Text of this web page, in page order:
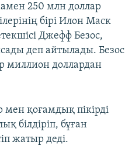
250 млн доллар
бірі Илон Маск
Джефф Безос,
деп айтылады. Безос
миллион доллардан
мен қоғамдық пікірді
білдіріп, бұған
жатыр деді.